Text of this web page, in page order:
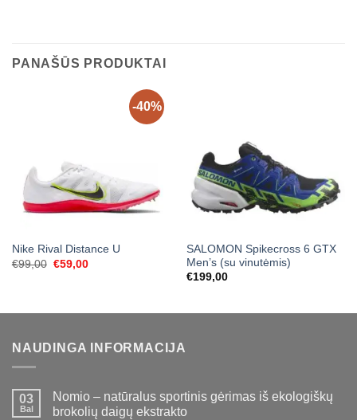
PANAŠŪS PRODUKTAI
-40%
Nike Rival Distance U
€99,00 Original
€59,00Current
SALOMON Spikecross 6 GTX
Men’s (su vinutėmis)
€199,00
NAUDINGA INFORMACIJA
03
Bal
Nomio – natūralus sportinis gėrimas iš ekologiškų
brokolių daigų ekstrakto